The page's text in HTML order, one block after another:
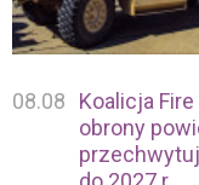
08.08
Koalicja
obrony